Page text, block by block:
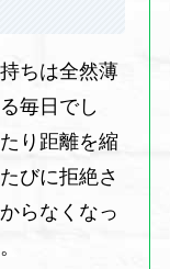
ちは全然薄
毎日でし
り距離を縮
びに拒絶さ
らなくなっ